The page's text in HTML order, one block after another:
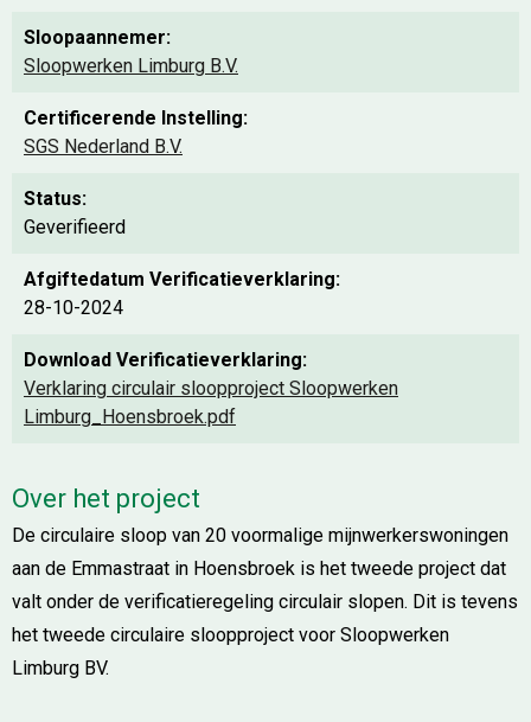
Sloopaannemer:
Sloopwerken Limburg B.V.
Certificerende Instelling:
SGS Nederland B.V.
Status:
Geverifieerd
Afgiftedatum Verificatieverklaring:
28-10-2024
Download Verificatieverklaring:
Verklaring circulair sloopproject Sloopwerken
Limburg_Hoensbroek.pdf
Over het project
De circulaire sloop van 20 voormalige mijnwerkerswoningen
aan de Emmastraat in Hoensbroek is het tweede project dat
valt onder de verificatieregeling circulair slopen. Dit is tevens
het tweede circulaire sloopproject voor Sloopwerken
Limburg BV.